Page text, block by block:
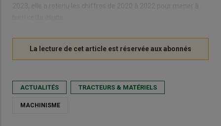
ACTUALITÉS TRACTEURS & MATÉRIELS
MACHINISME